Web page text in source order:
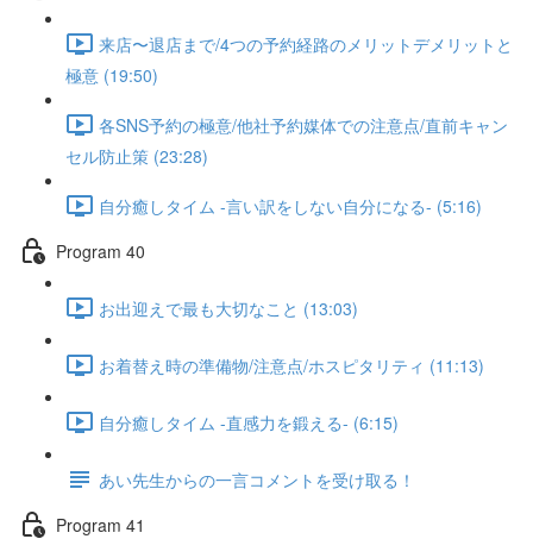
来店〜退店まで/4つの予約経路のメリットデメリットと
極意 (19:50)
各SNS予約の極意/他社予約媒体での注意点/直前キャン
セル防止策 (23:28)
自分癒しタイム -言い訳をしない自分になる- (5:16)
Program 40
お出迎えで最も大切なこと (13:03)
お着替え時の準備物/注意点/ホスピタリティ (11:13)
自分癒しタイム -直感力を鍛える- (6:15)
あい先生からの一言コメントを受け取る！
Program 41